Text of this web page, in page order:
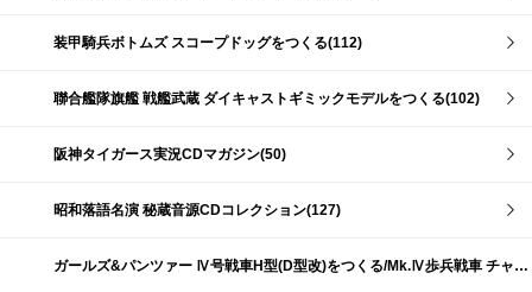
装甲騎兵ボトムズ スコープドッグをつくる(112)
聯合艦隊旗艦 戦艦武蔵 ダイキャストギミックモデルをつくる(102)
阪神タイガース実況CDマガジン(50)
昭和落語名演 秘蔵音源CDコレクション(127)
ガールズ&パンツァー Ⅳ号戦車H型(D型改)をつくる/Mk.Ⅳ歩兵戦車 チャーチルMk.Ⅶをつくる(191)